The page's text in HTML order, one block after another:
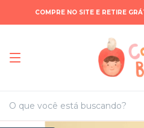
COMPRE NO SITE E RETIRE